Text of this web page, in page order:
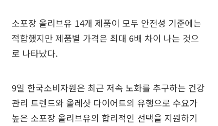
소포장 올리브유 14개 제품이 모두 안전성 기준에는
적합했지만 제품별 가격은 최대 6배 차이 나는 것으
로 나타났다.
9일 한국소비자원은 최근 저속 노화를 추구하는 건강
관리 트렌드와 올레샷 다이어트의 유행으로 수요가
높은 소포장 올리브유의 합리적인 선택을 지원하기